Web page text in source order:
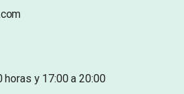
horas y 17:00 a 20:00